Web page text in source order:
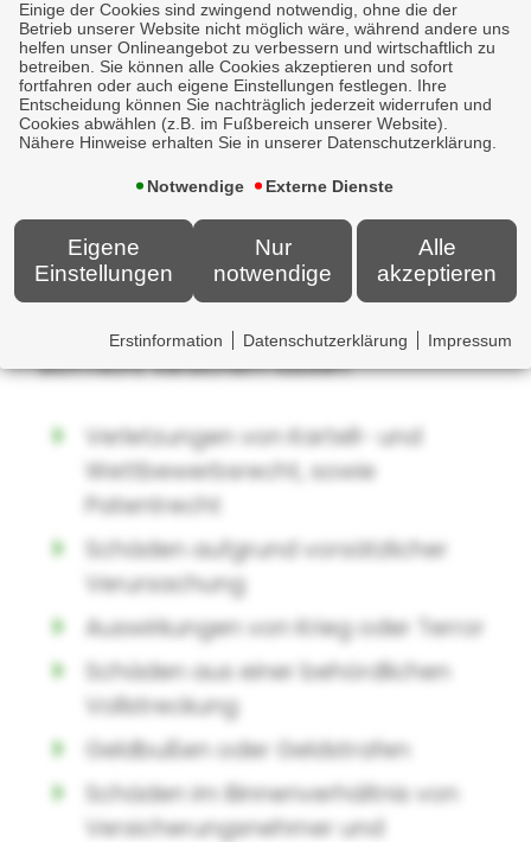
Einige der Cookies sind zwingend notwendig, ohne die der
Betrieb unserer Website nicht möglich wäre, während andere uns
helfen unser Onlineangebot zu verbessern und wirtschaftlich zu
betreiben. Sie können alle Cookies akzeptieren und sofort
fortfahren oder auch eigene Einstellungen festlegen. Ihre
Entscheidung können Sie nachträglich jederzeit widerrufen und
Cookies abwählen (z.B. im Fußbereich unserer Website).
Nähere Hinweise erhalten Sie in unserer Datenschutzerklärung.
Notwendige Externe Dienste
Eigene
Einstellungen
Nur
notwendige
Alle
akzeptieren
Erstinformation Datenschutzerklärung Impressum
Kosten für PR-Beratung
Betriebsunterbrechungsschäden
Vertragsstrafen
Lösegeldzahlungen
Wiederherstellungskosten
Sicherheitsverbesserungen
Natürlich gibt es auch Ausschlüsse, die
sich nicht versichern lassen:
Verletzungen von Kartell- und
Wettbewerbsrecht, sowie
Patentrecht
Schäden aufgrund vorsätzlicher
Verursachung
Auswirkungen von Krieg oder Terror
Schäden aus einer behördlichen
Vollstreckung
Geldbußen oder Geldstrafen
Schäden im Binnenverhältnis von
Versicherungsnehmer und